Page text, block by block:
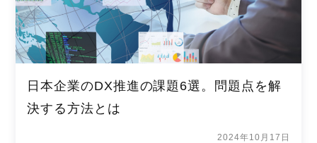
日本企業のDX推進の課題6選。問題点を解
決する方法とは
2024年10月17日